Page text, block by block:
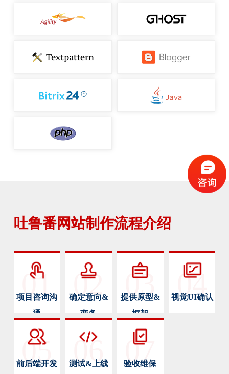
吐鲁番网站制作流程介绍
01
项目咨询沟
通
02
确定意向&
商务
03
提供原型&
框架
04
视觉UI确认
05
前后端开发 06
测试&上线 07
验收维保